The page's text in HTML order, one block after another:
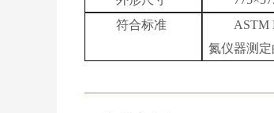
符合标准
ASTM
氮仪器测